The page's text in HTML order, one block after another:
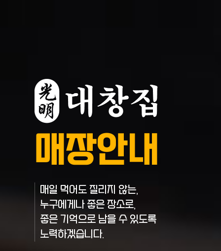
매장안내
매일 먹어도 질리지 않는,
누구에게나 좋은 장소로,
좋은 기억으로 남을 수 있도록
노력하겠습니다.